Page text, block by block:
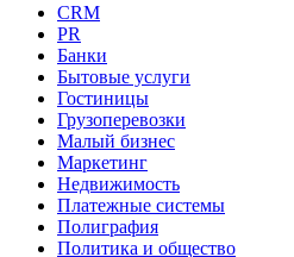
CRM
PR
Банки
Бытовые услуги
Гостиницы
Грузоперевозки
Малый бизнес
Маркетинг
Недвижимость
Платежные системы
Полиграфия
Политика и общество